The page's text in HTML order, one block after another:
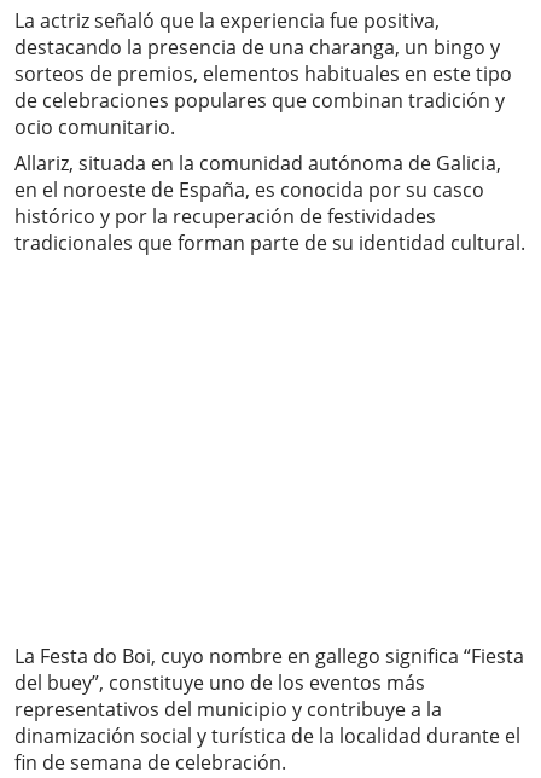
La actriz señaló que la experiencia fue positiva,
destacando la presencia de una charanga, un bingo y
sorteos de premios, elementos habituales en este tipo
de celebraciones populares que combinan tradición y
ocio comunitario.
Allariz, situada en la comunidad autónoma de Galicia,
en el noroeste de España, es conocida por su casco
histórico y por la recuperación de festividades
tradicionales que forman parte de su identidad cultural.
La Festa do Boi, cuyo nombre en gallego significa “Fiesta
del buey”, constituye uno de los eventos más
representativos del municipio y contribuye a la
dinamización social y turística de la localidad durante el
fin de semana de celebración.